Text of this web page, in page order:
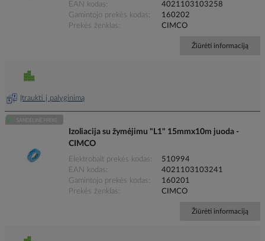
EAN kodas
4021103103258
Gamintojo prekės kodas
160202
Prekės ženklas
CIMCO
Žiūrėti informaciją
Įtraukti į palyginimą
Izoliacija su žymėjimu "L1" 15mmx10m juoda -
CIMCO
Elektrobalt prekės kodas
510994
EAN kodas
4021103103241
Gamintojo prekės kodas
160201
Prekės ženklas
CIMCO
Žiūrėti informaciją